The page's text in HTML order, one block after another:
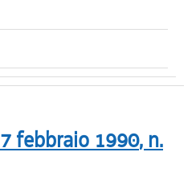
7 febbraio 1990, n.